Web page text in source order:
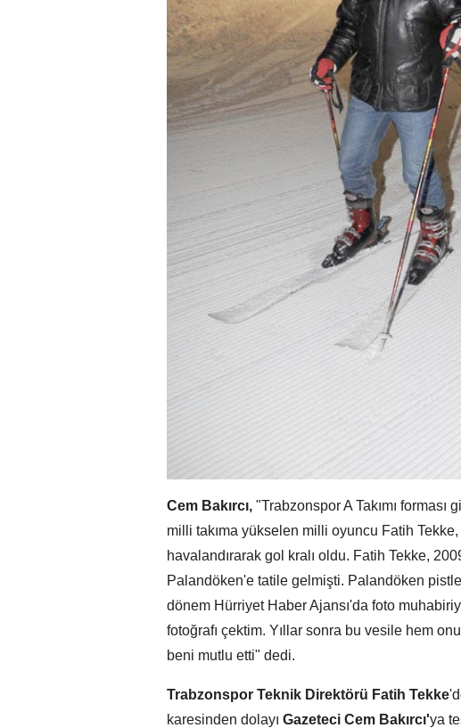
Cem Bakırcı, "Trabzonspor A Takımı
milli takıma yükselen milli oyuncu Fatih
havalandırarak gol kralı oldu. Fatih Tekke,
Palandöken'e tatile gelmişti. Palandöken
dönem Hürriyet Haber Ajansı'da foto
fotoğrafı çektim. Yıllar sonra bu vesile hem
beni mutlu etti" dedi.
Trabzonspor Teknik Direktörü Fatih Tekke
karesinden dolayı Gazeteci Cem Bakırcı'ya